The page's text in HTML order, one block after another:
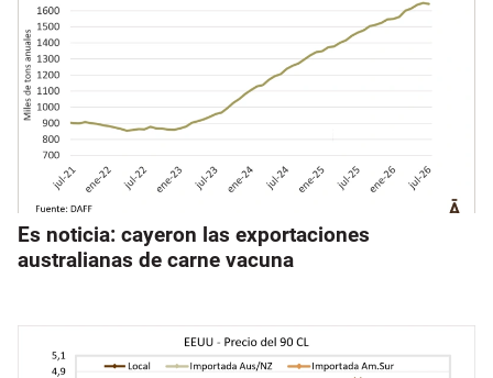
Es noticia: cayeron las exportaciones
australianas de carne vacuna